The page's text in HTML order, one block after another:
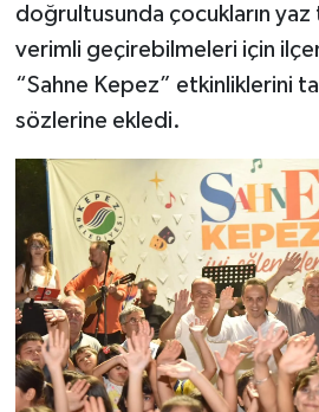
doğrultusunda çocukların
verimli geçirebilmeleri için
“Sahne Kepez” etkinliklerini
sözlerine ekledi.